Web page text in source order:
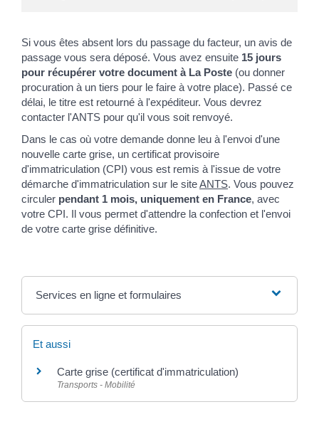
Si vous êtes absent lors du passage du facteur, un avis de
passage vous sera déposé. Vous avez ensuite 15 jours
pour récupérer votre document à La Poste (ou donner
procuration à un tiers pour le faire à votre place). Passé ce
délai, le titre est retourné à l'expéditeur. Vous devrez
contacter l'ANTS pour qu'il vous soit renvoyé.
Dans le cas où votre demande donne leu à l'envoi d'une
nouvelle carte grise, un certificat provisoire
d'immatriculation (CPI) vous est remis à l'issue de votre
démarche d'immatriculation sur le siteANTS. Vous pouvez
circuler pendant 1 mois, uniquement en France, avec
votre CPI. Il vous permet d'attendre la confection et l'envoi
de votre carte grise définitive.
Services en ligne et formulaires
Et aussi
Carte grise (certificat d'immatriculation)
Transports - Mobilité